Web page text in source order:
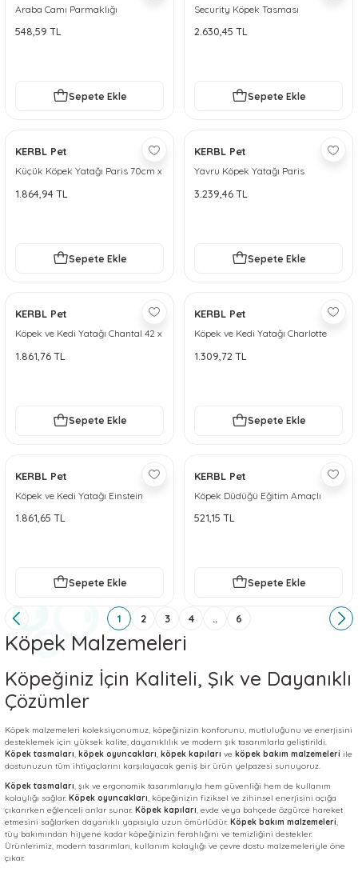
Araba Camı Parmaklığı
548,59 TL
Sepete Ekle
Security Köpek Tasması
2.630,45 TL
Sepete Ekle
KERBL Pet
Küçük Köpek Yatağı Paris 70cm x
1.864,94 TL
Sepete Ekle
KERBL Pet
Yavru Köpek Yatağı Paris
3.239,46 TL
Sepete Ekle
KERBL Pet
Köpek ve Kedi Yatağı Chantal 42 x
1.861,76 TL
Sepete Ekle
KERBL Pet
Köpek ve Kedi Yatağı Charlotte
1.309,72 TL
Sepete Ekle
KERBL Pet
Köpek ve Kedi Yatağı Einstein
1.861,65 TL
Sepete Ekle
KERBL Pet
Köpek Düdüğü Eğitim Amaçlı
521,15 TL
Sepete Ekle
1 2 3 4 .. 6
Köpek Malzemeleri
Köpeğiniz İçin Kaliteli, Şık ve Dayanıklı
Çözümler
Köpek malzemeleri koleksiyonumuz, köpeğinizin konforunu, mutluluğunu ve enerjisini
desteklemek için yüksek kalite, dayanıklılık ve modern şık tasarımlarla geliştirildi.
Köpek tasmaları, köpek oyuncakları, köpek kapıları ve köpek bakım malzemeleri ile
dostunuzun tüm ihtiyaçlarını karşılayacak geniş bir ürün yelpazesi sunuyoruz.
Köpek tasmaları, şık ve ergonomik tasarımlarıyla hem güvenliği hem de kullanım
kolaylığı sağlar. Köpek oyuncakları, köpeğinizin fiziksel ve zihinsel enerjisini açığa
çıkarırken eğlenceli anlar sunar. Köpek kapıları, evde veya bahçede özgürce hareket
etmesini sağlarken dayanıklı yapısıyla uzun ömürlüdür. Köpek bakım malzemeleri,
tüy bakımından hijyene kadar köpeğinizin ferahlığını ve temizliğini destekler.
Ürünlerimiz, modern tasarımları, kullanım kolaylığı ve çevre dostu malzemeleriyle öne
çıkar.